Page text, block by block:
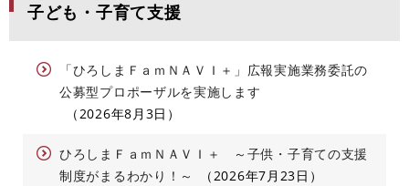
子ども・子育て支援
「ひろしまＦａｍＮＡＶＩ＋」広報実施業務委託の
公募型プロポーザルを実施します
2026年8月3日
ひろしまＦａｍＮＡＶＩ＋ ～子供・子育ての支援
制度がまるわかり！～
2026年7月23日